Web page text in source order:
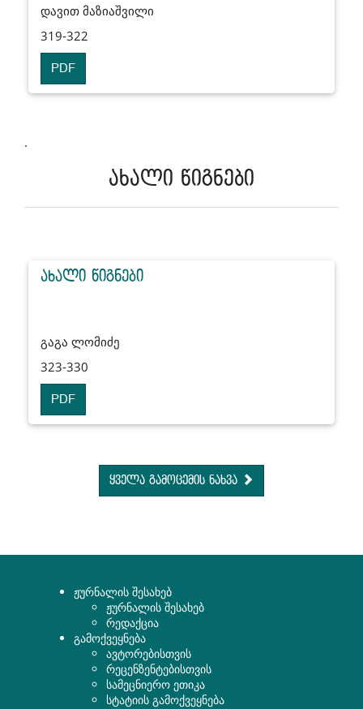
დავით მაზიაშვილი
319-322
PDF
.
ახალი წიგნები
ახალი წიგნები
გაგა ლომიძე
323-330
PDF
ყველა გამოცემის ნახვა
ჟურნალის შესახებ
ჟურნალის შესახებ
რედაქცია
გამოქვეყნება
ავტორებისთვის
რეცენზენტებისთვის
სამეცნიერო ეთიკა
სტატიის გამოქვეყნება